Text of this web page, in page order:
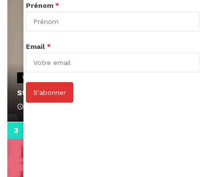
VIDEOS
Stacy passe un message
Prénom *
Email *
S'abonner